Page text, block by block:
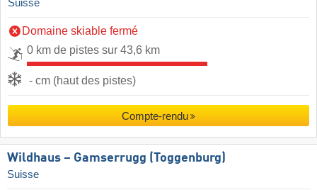
Suisse
Domaine skiable fermé
0 km de pistes sur 43,6 km
- cm (haut des pistes)
Compte-rendu
Wildhaus – Gamserrugg (Toggenburg)
Suisse